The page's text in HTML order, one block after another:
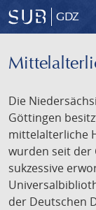
GDZ
Die
Göttingen
mittelalterliche
wurden seit der
sukzessive
der Deutschen